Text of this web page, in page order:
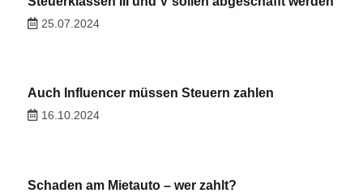
25.07.2024
Auch Influencer müssen Steuern zahlen
16.10.2024
Schaden am Mietauto – wer zahlt?